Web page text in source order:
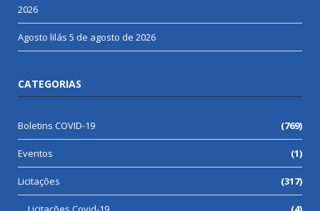
2026
Agosto lilás 5 de agosto de 2026
CATEGORIAS
Boletins COVID-19 (769)
Eventos (1)
Licitações (317)